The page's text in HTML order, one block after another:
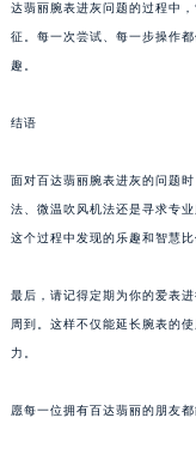
达翡丽腕表进灰问题的过程中
征。每一次尝试、每一步操作
趣。
结语
面对百达翡丽腕表进灰的问题
法、微温吹风机法还是寻求专
这个过程中发现的乐趣和智慧
最后，请记得定期为你的爱表
周到。这样不仅能延长腕表的
力。
愿每一位拥有百达翡丽的朋友